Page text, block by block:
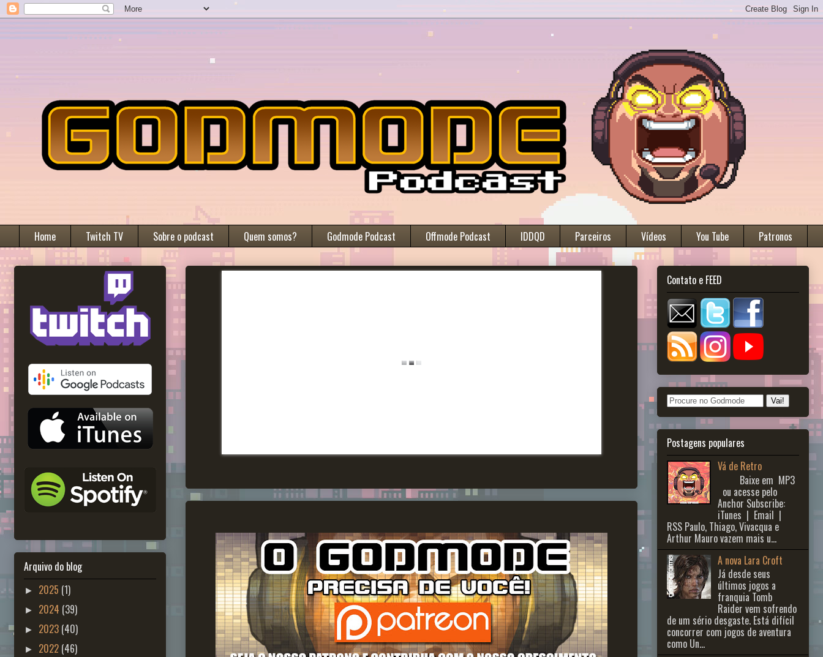
Home Twitch TV Sobre o podcast Quem somos? Godmode Podcast Offmode Podcast IDDQD Parceiros Vídeos You Tube Patronos
Arquivo do blog
► 2025 (1)
► 2024 (39)
► 2023 (40)
► 2022 (46)
Contato e FEED
Postagens populares
Vá de Retro
Baixe em MP3
ou acesse pelo
Anchor Subscribe:
iTunes | Email |
RSS Paulo, Thiago, Vivacqua e
Arthur Mauro vazem mais u...
A nova Lara Croft
Já desde seus
últimos jogos a
franquia Tomb
Raider vem sofrendo
de um sério desgaste. Está difícil
concorrer com jogos de aventura
como Un...